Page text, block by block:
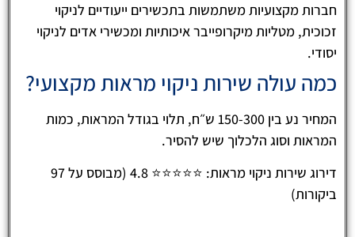
חברות מקצועיות משתמשות בתכשירים ייעודיים לניקוי
זכוכית, מטליות מיקרופייבר איכותיות ומכשירי אדים לניקוי
יסודי.
כמה עולה שירות ניקוי מראות מקצועי?
המחיר נע בין 150-300 ש״ח, תלוי בגודל המראות, כמות
המראות וסוג הלכלוך שיש להסיר.
דירוג שירות ניקוי מראות: ⭐⭐⭐⭐⭐ 4.8 (מבוסס על 97
ביקורות)